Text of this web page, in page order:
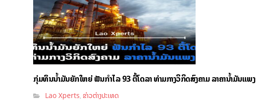
ກຸ່ມທຶນນ້ຳມັນຍັກໃຫຍ່ ຟັນກຳໄລ 93 ຕື້ໂດລາ ທ່າມກາງວິກິດສົງຄາມ ລາຄານໍ້າມັນແພງ
Lao Xperts,ຂ່າວຕ່າງປະເທດ